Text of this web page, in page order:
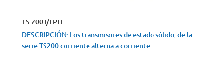
TS 200 I/I PH
DESCRIPCIÓN: Los transmisores de estado sólido, de la
serie TS200 corriente alterna a corriente...